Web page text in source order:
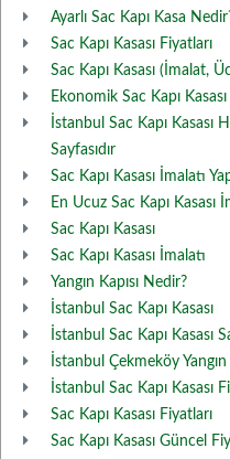
Ayarlı Sac Kapı Kasa
Sac Kapı Kasası Fiyatları
Sac Kapı Kasası (İmalat,
Ekonomik Sac Kapı
İstanbul Sac Kapı Kasası
Sayfasıdır
Sac Kapı Kasası İmalatı
En Ucuz Sac Kapı Kasası
Sac Kapı Kasası
Sac Kapı Kasası İmalatı
Yangın Kapısı Nedir?
İstanbul Sac Kapı Kasası
İstanbul Sac Kapı Kasası
İstanbul Çekmeköy Yangın
İstanbul Sac Kapı Kasası
Sac Kapı Kasası Fiyatları
Sac Kapı Kasası Güncel